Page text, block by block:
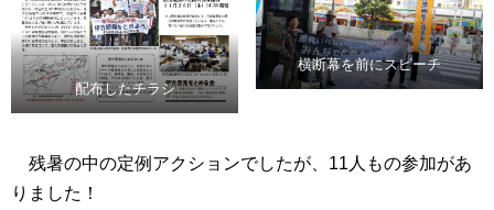
配布したチラシ
横断幕を前にスピーチ
残暑の中の定例アクションでしたが、11人もの参加があ
りました！